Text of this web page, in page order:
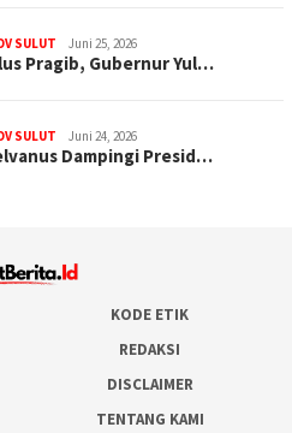
SULUT Juni 25, 2026
Pragib, Gubernur Yul…
SULUT Juni 24, 2026
Dampingi Presid…
KODE ETIK
REDAKSI
DISCLAIMER
TENTANG KAMI